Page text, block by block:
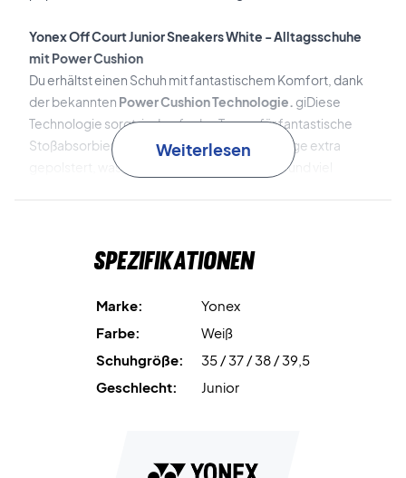
Yonex Off Court Junior Sneakers White - Alltagsschuhe
mit Power Cushion
Du erhältst einen Schuh mit fantastischem Komfort, dank
der bekannten Power Cushion Technologie. giDiese
Technologie sorgt, im Laufe des Tages, für fantastische
Stoßabsorbierung. Darüber hinaus ist die Zunge extra
gepolstert, was dir ein extra weiches Gefühl und viel
fehlen oder du welche für den täglichen Gebrauch suchst,
Sneaker von Yonex entscheiden.
Der Schuh hat ganze cm Größen:
Weiterlesen
Spezifikationen
Marke:
Yonex
Farbe:
Weiß
Schuhgröße:
35 / 37 / 38 / 39,5
Geschlecht:
Junior